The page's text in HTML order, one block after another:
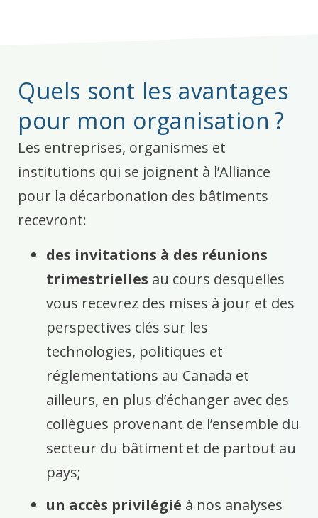
Quels sont les avantages
pour mon organisation ?
Les entreprises, organismes et
institutions qui se joignent à l’Alliance
pour la décarbonation des bâtiments
recevront:
des invitations à des réunions
trimestrielles au cours desquelles
vous recevrez des mises à jour et des
perspectives clés sur les
technologies, politiques et
réglementations au Canada et
ailleurs, en plus d’échanger avec des
collègues provenant de l’ensemble du
secteur du bâtiment et de partout au
pays;
un accès privilégié à nos analyses